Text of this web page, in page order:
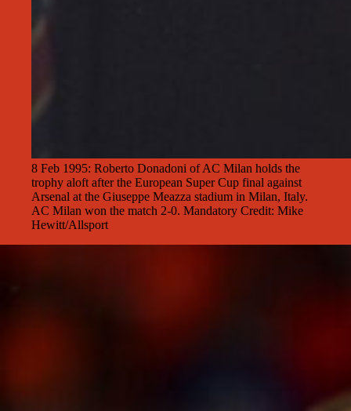
8 Feb 1995: Roberto Donadoni of AC Milan holds the
trophy aloft after the European Super Cup final against
Arsenal at the Giuseppe Meazza stadium in Milan, Italy.
AC Milan won the match 2-0. Mandatory Credit: Mike
Hewitt/Allsport